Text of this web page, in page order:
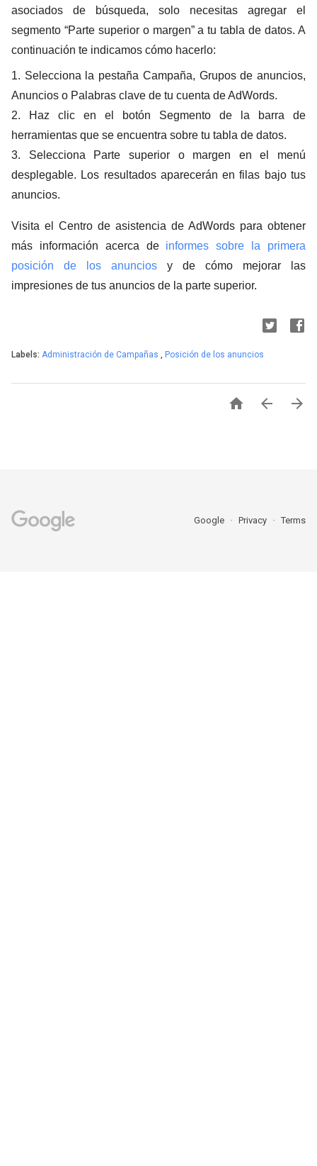
asociados de búsqueda, solo necesitas agregar el
segmento “Parte superior o margen” a tu tabla de datos. A
continuación te indicamos cómo hacerlo:
1. Selecciona la pestaña Campaña, Grupos de anuncios,
Anuncios o Palabras clave de tu cuenta de AdWords.
2. Haz clic en el botón Segmento de la barra de
herramientas que se encuentra sobre tu tabla de datos.
3. Selecciona Parte superior o margen en el menú
desplegable. Los resultados aparecerán en filas bajo tus
anuncios.
Visita el Centro de asistencia de AdWords para obtener
más información acerca de informes sobre la primera
posición de los anuncios y de cómo mejorar las
impresiones de tus anuncios de la parte superior.
Labels: Administración de Campañas , Posición de los anuncios
  
Google Privacy Terms